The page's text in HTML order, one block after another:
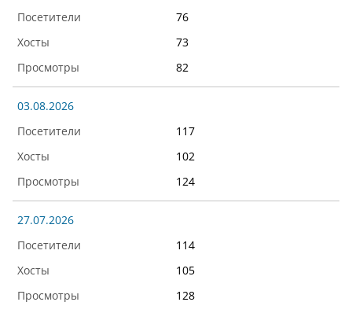
76
73
82
03.08.2026
117
102
124
27.07.2026
114
105
128